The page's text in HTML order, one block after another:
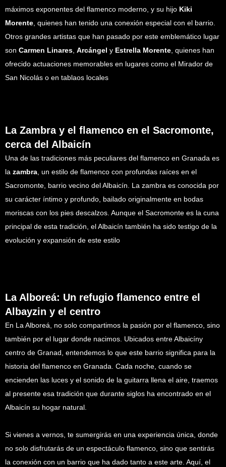
máximos exponentes del flamenco moderno, y su hijo Kiki
Morente , quienes han tenido una conexión especial con el barrio.
Otros grandes artistas que han pasado por este emblemático lugar
son Carmen Linares Arcángel y Estrella Morente , quienes han
ofrecido actuaciones memorables en lugares como el Mirador de
San Nicolás o en tablaos locales
La Zambra y el flamenco en el Sacromonte,
cerca del Albaicín
Una de las tradiciones más peculiares del flamenco en Granada es
la zambra, un estilo de flamenco con profundas raíces en el
Sacromonte, barrio vecino del Albaicín. La zambra es conocida por
su carácter íntimo y profundo, bailado originalmente en bodas
moriscas con los pies descalzos. Aunque el Sacromonte es la cuna
principal de esta tradición, el Albaicín también ha sido testigo de la
evolución y expansión de este estilo
La Alboreá: Un refugio flamenco entre el
Albayzin y el centro
En La Alboreá, no solo compartimos la pasión por el flamenco, sino
también por el lugar donde nacimos. Ubicados entre Albaicíny
centro de Granad, entendemos lo que este barrio significa para la
historia del flamenco en Granada. Cada noche, cuando se
encienden las luces y el sonido de la guitarra llena el aire, traemos
al presente esa tradición que durante siglos ha encontrado en el
Albaicín su hogar natural.
Si vienes a vernos, te sumergirás en una experiencia única, donde
no solo disfrutarás de un espectáculo flamenco, sino que sentirás
la conexión con un barrio que ha dado tanto a este arte. Aquí, el